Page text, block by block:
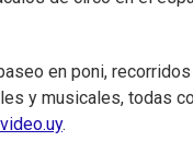
en poni, recorridos
y musicales, todas
.